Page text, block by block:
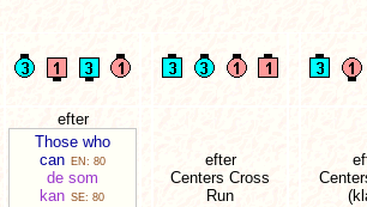
efter
Those who
can EN: 80
de som
kan SE: 80
efter
Centers Cross
Run